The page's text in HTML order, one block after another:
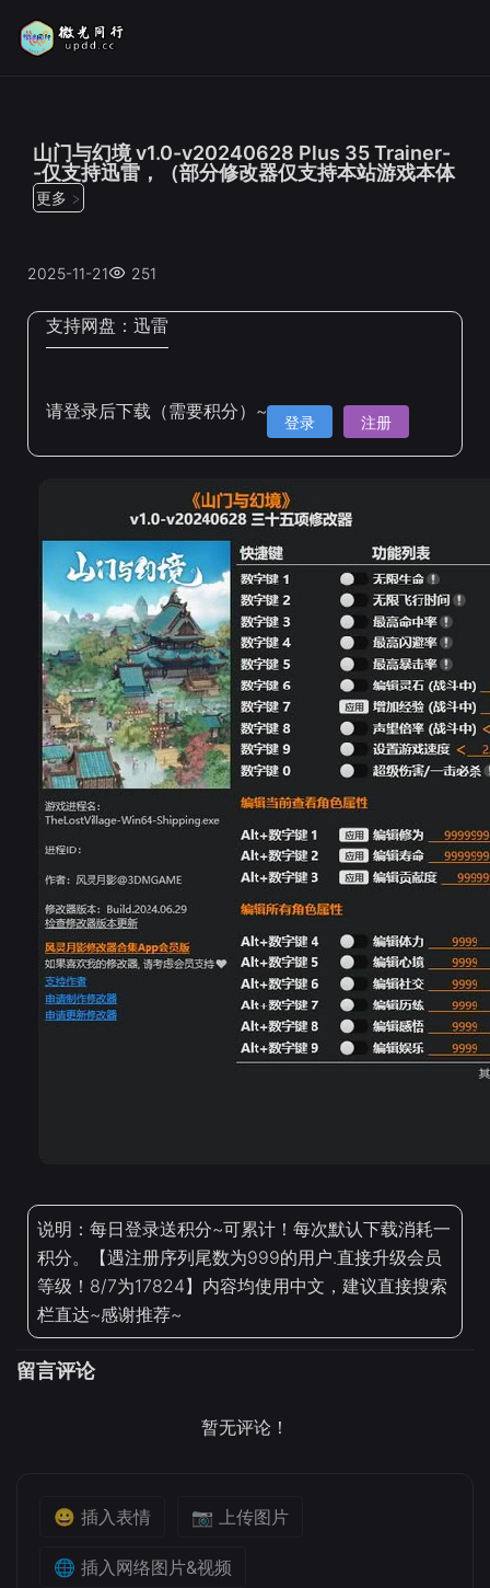
山门与幻境 v1.0-v20240628 Plus 35 Trainer-
-仅支持迅雷，（部分修改器仅支持本站游戏本体
更多 >
2025-11-21 251
支持网盘： 迅雷
请登录后下载（需要积分）~ 登录 注册
说明：每日登录送积分~可累计！每次默认下载消耗一
积分。【遇注册序列尾数为999的用户.直接升级会员
等级！8/7为17824】内容均使用中文，建议直接搜索
栏直达~感谢推荐~
留言评论
暂无评论！
😀 插入表情 📷 上传图片
🌐 插入网络图片&视频